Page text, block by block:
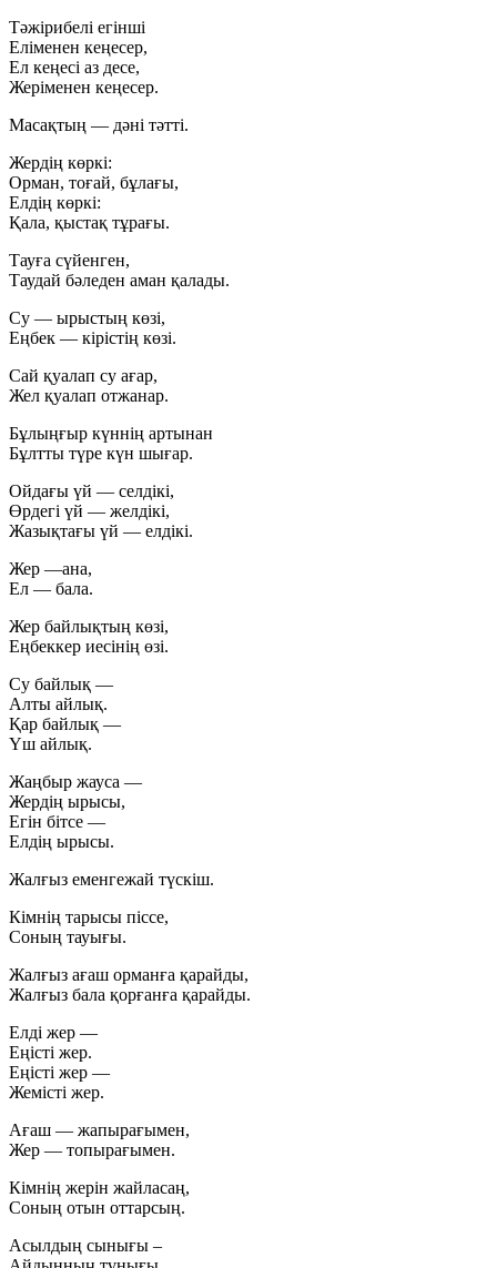
Тәжірибелі егінші
Еліменен кеңесер,
Ел кеңесі аз десе,
Жеріменен кеңесер.
Масақтың — дәні тәтті.
Жердің көркі:
Орман, тоғай, бұлағы,
Елдің көркі:
Қала, қыстақ тұрағы.
Тауға сүйенген,
Таудай бәледен аман қалады.
Су — ырыстың көзі,
Еңбек — кірістің көзі.
Сай қуалап су ағар,
Жел қуалап отжанар.
Бұлыңғыр күннің артынан
Бұлтты түре күн шығар.
Ойдағы үй — селдікі,
Өрдегі үй — желдікі,
Жазықтағы үй — елдікі.
Жер —ана,
Ел — бала.
Жер байлықтың көзі,
Еңбеккер иесінің өзі.
Су байлық —
Алты айлық.
Қар байлық —
Үш айлық.
Жаңбыр жауса —
Жердің ырысы,
Егін бітсе —
Елдің ырысы.
Жалғыз еменгежай түскіш.
Кімнің тарысы піссе,
Соның тауығы.
Жалғыз ағаш орманға қарайды,
Жалғыз бала қорғанға қарайды.
Елді жер —
Еңісті жер.
Еңісті жер —
Жемісті жер.
Ағаш — жапырағымен,
Жер — топырағымен.
Кімнің жерін жайласаң,
Соның отын оттарсың.
Асылдың сынығы –